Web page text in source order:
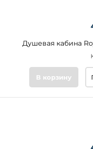
Душевая кабина
В корзину